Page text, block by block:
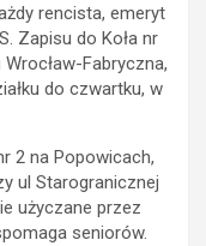
rencista, emeryt
Zapisu do Koła nr
Fabryczna,
do czwartku, w
2 na Popowicach,
ul Starogranicznej
użyczane przez
seniorów.